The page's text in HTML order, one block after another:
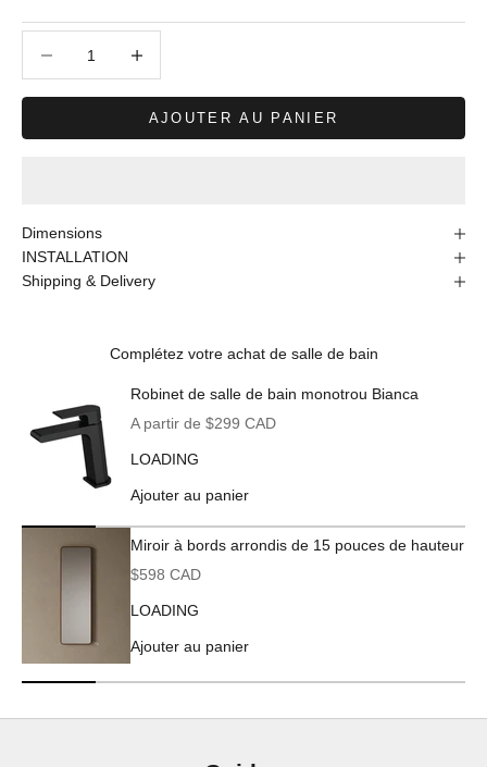
AJOUTER AU PANIER
Dimensions
INSTALLATION
Shipping & Delivery
Complétez votre achat de salle de bain
Robinet de salle de bain monotrou Bianca
Prix de vente
A partir de $299 CAD
LOADING
Ajouter au panier
Miroir à bords arrondis de 15 pouces de hauteur
Prix de vente
$598 CAD
LOADING
Ajouter au panier